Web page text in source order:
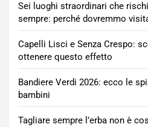
Sei luoghi straordinari che
sempre: perché dovremmo
Capelli Lisci e Senza Crespo:
ottenere questo effetto
Bandiere Verdi 2026: ecco le
bambini
Tagliare sempre l’erba non è